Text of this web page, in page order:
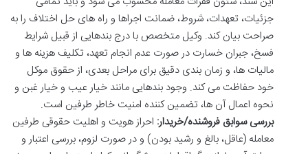
جزئیات، تعهدات، شروط، ضمانت اجراها و راه های حل اختلاف را به
صراحت بیان کند. وکیل متخصص با درج بندهایی از قبیل شرایط
فسخ، جبران خسارت در صورت عدم انجام تعهد، تکلیف هزینه ها و
مالیات ها، و زمان بندی دقیق برای مراحل بعدی، از حقوق موکل
خود حفاظت می کند. وجود بندهایی مانند خیار عیب و خیار غبن و
نحوه اعمال آن ها، تضمین کننده امنیت خاطر طرفین است.
بررسی سوابق فروشنده/خریدار: احراز هویت و اهلیت حقوقی طرفین
معامله (عاقل، بالغ و رشید بودن) و در صورت لزوم، بررسی اعتبار و